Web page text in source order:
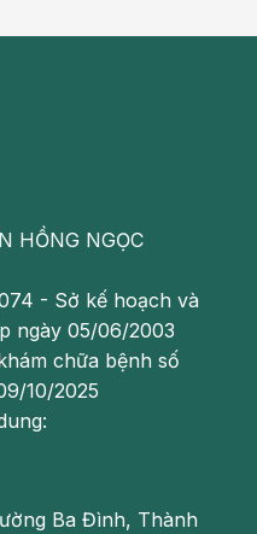
HỒNG NGỌC
- Sở kế hoạch và
ngày 05/06/2003
chữa bệnh số
10/2025
Ba Đình, Thành